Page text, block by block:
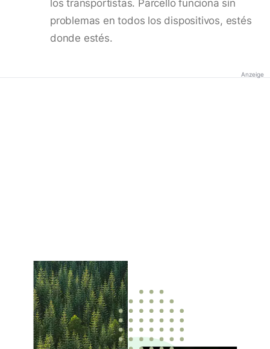
los transportistas. Parcello funciona sin
problemas en todos los dispositivos, estés
donde estés.
Anzeige